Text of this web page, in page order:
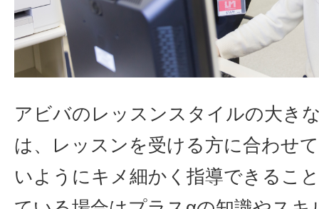
アビバのレッスンスタイルの大き
は、レッスンを受ける方に合わせ
いようにキメ細かく指導できるこ